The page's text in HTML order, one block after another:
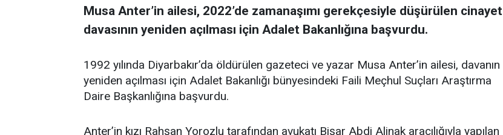
Musa Anter’in ailesi, 2022’de zamanaşımı gerekçesiyle düşürülen cinayet
davasının yeniden açılması için Adalet Bakanlığına başvurdu.
1992 yılında Diyarbakır’da öldürülen gazeteci ve yazar Musa Anter’in ailesi, davanın
yeniden açılması için Adalet Bakanlığı bünyesindeki Faili Meçhul Suçları Araştırma
Daire Başkanlığına başvurdu.
Anter’in kızı Rahşan Yorozlu tarafından avukatı Bişar Abdi Alinak aracılığıyla yapılan